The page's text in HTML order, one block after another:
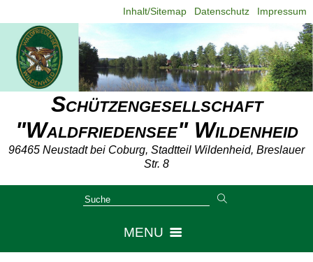
Inhalt/Sitemap Datenschutz Impressum
Schützengesellschaft
"Waldfriedensee" Wildenheid
96465 Neustadt bei Coburg, Stadtteil Wildenheid, Breslauer
Str. 8
MENU